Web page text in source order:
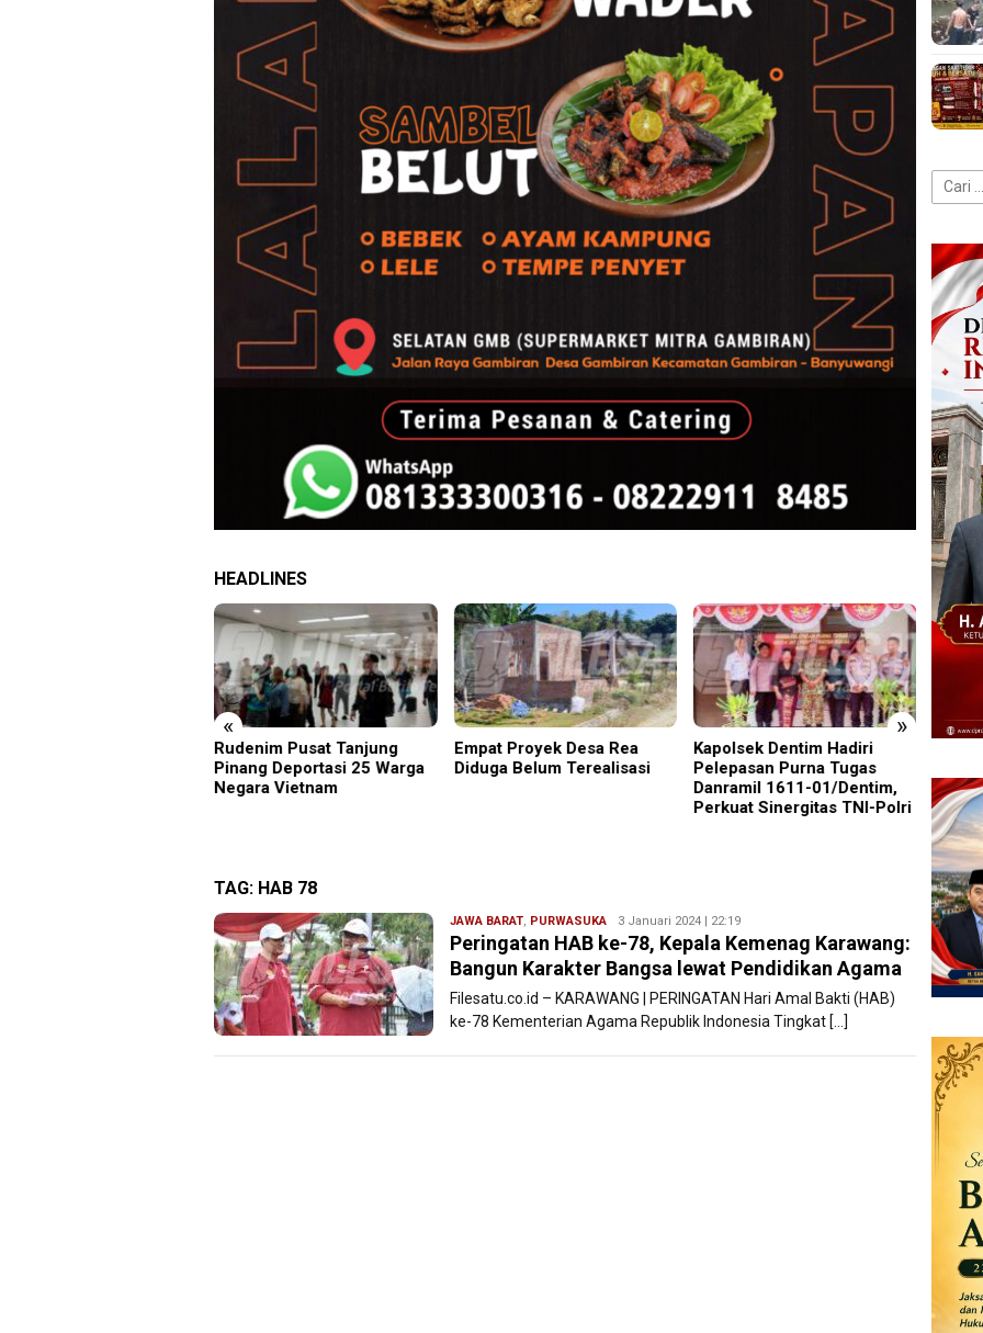
HEADLINES
« »
Rudenim Pusat Tanjung
Pinang Deportasi 25 Warga
Negara Vietnam
Empat Proyek Desa Rea
Diduga Belum Terealisasi
Kapolsek Dentim Hadiri
Pelepasan Purna Tugas
Danramil 1611-01/Dentim,
Perkuat Sinergitas TNI-Polri
TAG: HAB 78
JAWA BARAT, PURWASUKA Ryan
Karawang
3 Januari 2024 | 22:19
Peringatan HAB ke-78, Kepala Kemenag Karawang:
Bangun Karakter Bangsa lewat Pendidikan Agama
Filesatu.co.id – KARAWANG | PERINGATAN Hari Amal Bakti (HAB)
ke-78 Kementerian Agama Republik Indonesia Tingkat […]
Cari
untuk: